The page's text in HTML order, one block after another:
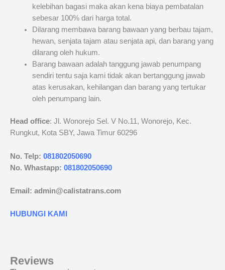
kelebihan bagasi maka akan kena biaya pembatalan
sebesar 100% dari harga total.
Dilarang membawa barang bawaan yang berbau tajam,
hewan, senjata tajam atau senjata api, dan barang yang
dilarang oleh hukum.
Barang bawaan adalah tanggung jawab penumpang
sendiri tentu saja kami tidak akan bertanggung jawab
atas kerusakan, kehilangan dan barang yang tertukar
oleh penumpang lain.
Head office: Jl. Wonorejo Sel. V No.11, Wonorejo, Kec.
Rungkut, Kota SBY, Jawa Timur 60296
No. Telp: 081802050690
No. Whastapp: 081802050690
Email: admin@calistatrans.com
HUBUNGI KAMI
Reviews